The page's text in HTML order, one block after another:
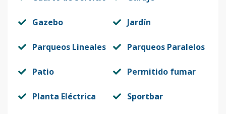
Gazebo Jardín
Parqueos Lineales Parqueos Paralelos
Patio Permitido fumar
Planta Eléctrica Sportbar